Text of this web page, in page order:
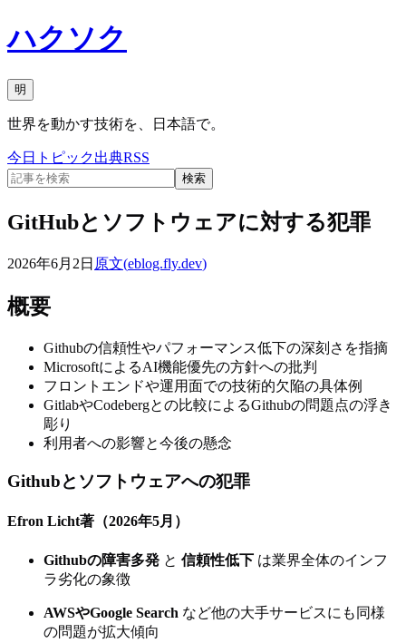
ハクソク
明
世界を動かす技術を、日本語で。
今日 トピック出典RSS
検索
GitHubとソフトウェアに対する犯罪
2026年6月2日 原文(eblog.fly.dev)
概要
Githubの信頼性やパフォーマンス低下の深刻さを指摘
MicrosoftによるAI機能優先の方針への批判
フロントエンドや運用面での技術的欠陥の具体例
GitlabやCodebergとの比較によるGithubの問題点の浮き
彫り
利用者への影響と今後の懸念
Githubとソフトウェアへの犯罪
Efron Licht著（2026年5月）
Githubの障害多発 と 信頼性低下 は業界全体のインフ
ラ劣化の象徴
AWSやGoogle Search など他の大手サービスにも同様
の問題が拡大傾向